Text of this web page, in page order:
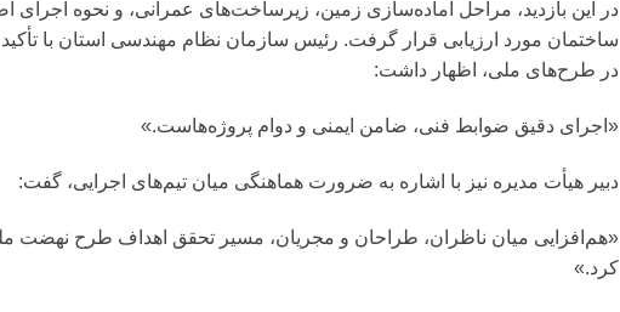
در این بازدید، مراحل آماده‌سازی زمین، زیرساخت‌های عمرانی، و نحوه
ساختمان مورد ارزیابی قرار گرفت. رئیس سازمان نظام مهندسی استان با
در طرح‌های ملی، اظهار داشت:
«اجرای دقیق ضوابط فنی، ضامن ایمنی و دوام پروژه‌هاست.»
دبیر هیأت مدیره نیز با اشاره به ضرورت هماهنگی میان تیم‌های اجرایی، گفت:
«هم‌افزایی میان ناظران، طراحان و مجریان، مسیر تحقق اهداف طرح نهضت
کرد.»